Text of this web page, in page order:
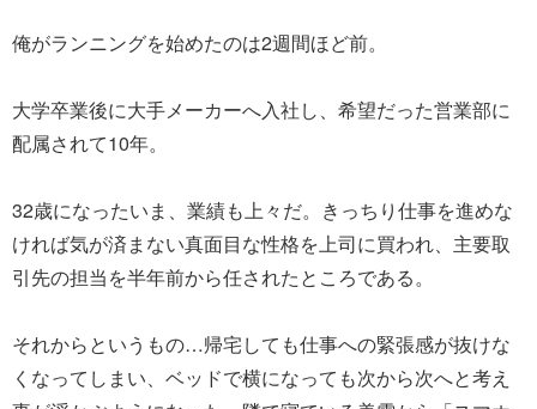
俺がランニングを始めたのは2週間ほど前。
大学卒業後に大手メーカーへ入社し、希望だった営業部に
配属されて10年。
32歳になったいま、業績も上々だ。きっちり仕事を進めな
ければ気が済まない真面目な性格を上司に買われ、主要取
引先の担当を半年前から任されたところである。
それからというもの…帰宅しても仕事への緊張感が抜けな
くなってしまい、ベッドで横になっても次から次へと考え